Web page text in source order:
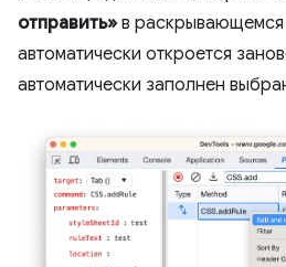
отправить» в
автоматически откроется
автоматически заполнен